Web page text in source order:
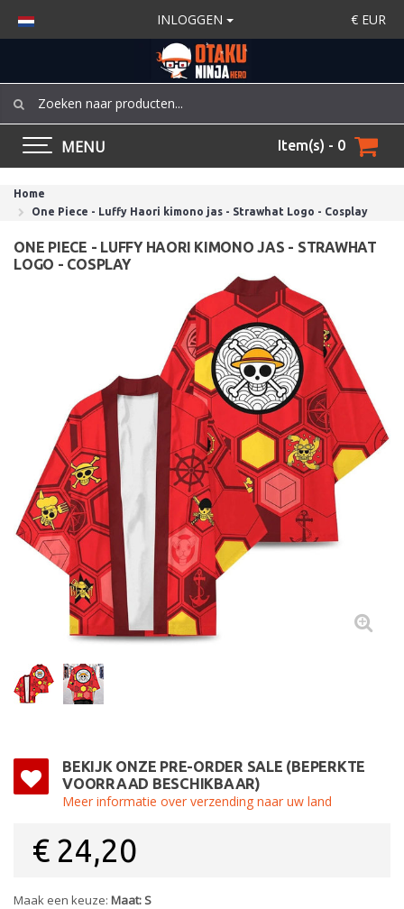
INLOGGEN € EUR
MENU Item(s) - 0
Home
One Piece - Luffy Haori kimono jas - Strawhat Logo - Cosplay
ONE PIECE - LUFFY HAORI KIMONO JAS - STRAWHAT
LOGO - COSPLAY
BEKIJK ONZE PRE-ORDER SALE (BEPERKTE
VOORRAAD BESCHIKBAAR)
Meer informatie over verzending naar uw land
€ 24,20
Maak een keuze: Maat: S